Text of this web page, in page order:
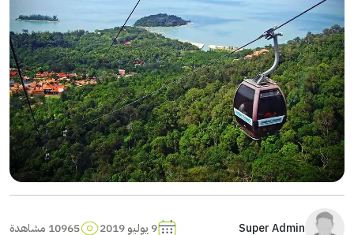
Super Admin 9 يوليو 2019 10965 مشاهدة